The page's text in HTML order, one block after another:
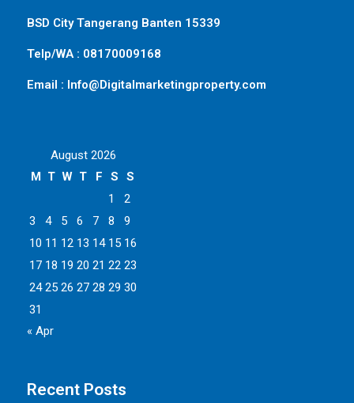
BSD City Tangerang Banten 15339
Telp/WA : 08170009168
Email : Info@Digitalmarketingproperty.com
August 2026
M T W T F S
S
1
2
3
4 5 6 7 8
9
10 11 12 13 14 15 16
17 18 19 20 21 22 23
24 25 26 27 28 29 30
31
« Apr
Recent Posts